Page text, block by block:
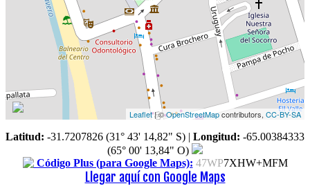
Leaflet| ©OpenStreetMapcontributors, CC-BY-SA
Latitud: -31.7207826 (31° 43' 14,82" S) | Longitud: -65.00384333
(65° 00' 13,84" O)
Código Plus (para Google Maps): 47WP7XHW+MFM
Llegar aquí con Google Maps